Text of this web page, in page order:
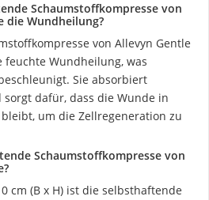
Schaumstoffkompresse von
die Wundheilung?
von Allevyn Gentle
Wundheilung, was
Sie absorbiert
dafür, dass die Wunde in
um die Zellregeneration zu
Schaumstoffkompresse von
cm (B x H) ist die selbsthaftende